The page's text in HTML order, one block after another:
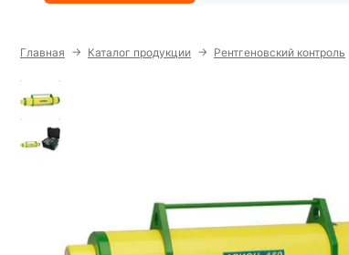
Главная → Каталог продукции → Рентгеновский контроль